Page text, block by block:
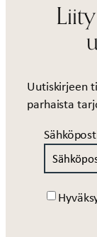
Uutiskirjeen
parhaista